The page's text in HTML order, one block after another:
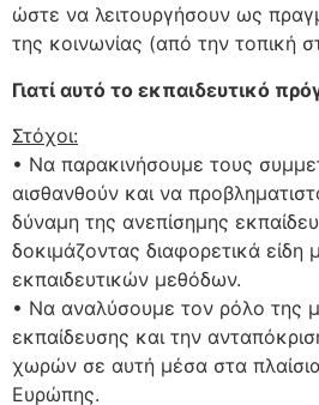
ώστε να λειτουργήσουν ως
της κοινωνίας (από την τοπική
Γιατί αυτό το εκπαιδευτικό
Στόχοι:
• Να παρακινήσουμε τους
αισθανθούν και να
δύναμη της ανεπίσημης
δοκιμάζοντας διαφορετικά είδη
εκπαιδευτικών μεθόδων.
• Να αναλύσουμε τον ρόλο της
εκπαίδευσης και την
χωρών σε αυτή μέσα στα
Ευρώπης.